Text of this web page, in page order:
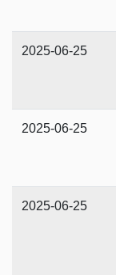
2025-06-25
2025-06-25
2025-06-25